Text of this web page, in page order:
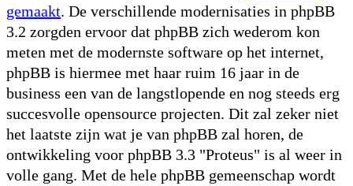
gemaakt. De verschillende modernisaties in phpBB
3.2 zorgden ervoor dat phpBB zich wederom kon
meten met de modernste software op het internet,
phpBB is hiermee met haar ruim 16 jaar in de
business een van de langstlopende en nog steeds erg
succesvolle opensource projecten. Dit zal zeker niet
het laatste zijn wat je van phpBB zal horen, de
ontwikkeling voor phpBB 3.3 "Proteus" is al weer in
volle gang. Met de hele phpBB gemeenschap wordt